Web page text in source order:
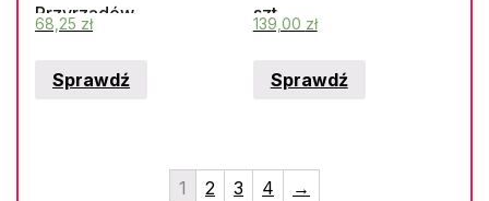
Przyrządów
Ryzyka Zawodowego
68,25 zł
Sprawdź
szt.
139,00 zł
Sprawdź
1 2 3 4 →